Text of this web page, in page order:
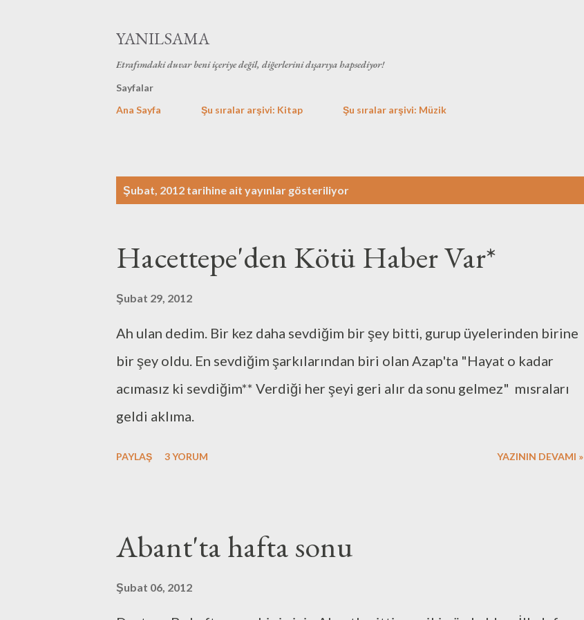
YANILSAMA
Etrafımdaki duvar beni içeriye değil, diğerlerini dışarıya hapsediyor!
Sayfalar
Ana Sayfa
Şu sıralar arşivi: Kitap Şu sıralar arşivi: Müzik
Şubat, 2012 tarihine ait yayınlar gösteriliyor
Hacettepe'den Kötü Haber Var*
Şubat 29, 2012
Ah ulan dedim. Bir kez daha sevdiğim bir şey bitti, gurup üyelerinden birine
bir şey oldu. En sevdiğim şarkılarından biri olan Azap'ta "Hayat o kadar
acımasız ki sevdiğim** Verdiği her şeyi geri alır da sonu gelmez" mısraları
geldi aklıma.
PAYLAŞ 3 YORUM YAZININ DEVAMI »
Abant'ta hafta sonu
Şubat 06, 2012